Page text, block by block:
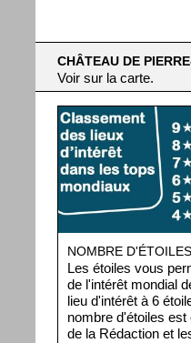
CHÂTEAU DE
Voir sur la carte.
NOMBRE
Les étoiles vous
de l'intérêt mondial
lieu d'intérêt à 6
nombre d'étoiles
de la Rédaction et